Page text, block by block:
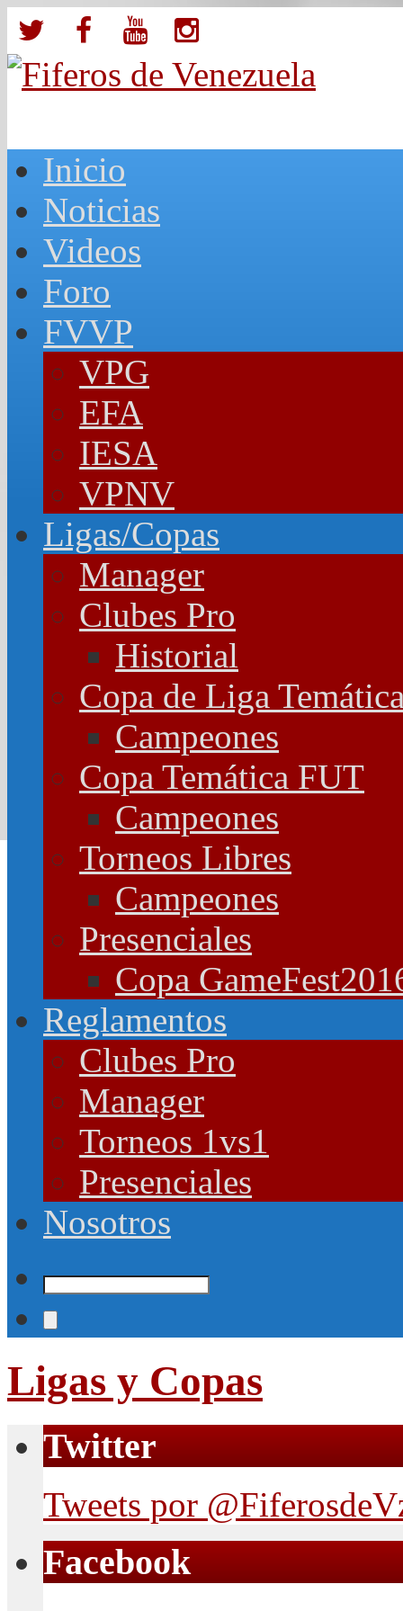
Inicio
Noticias
Videos
Foro
FVVP
VPG
EFA
IESA
VPNV
Ligas/Copas
Manager
Clubes Pro
Historial
Copa de Liga
Campeones
Copa Temática FUT
Campeones
Torneos Libres
Campeones
Presenciales
Copa
Reglamentos
Clubes Pro
Manager
Torneos 1vs1
Presenciales
Nosotros
Ligas y Copas
Twitter
Tweets por
Facebook